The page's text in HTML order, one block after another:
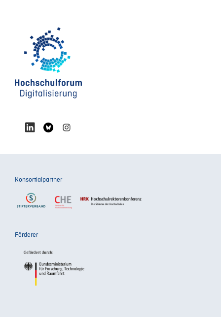
Konsortialpartner
Förderer